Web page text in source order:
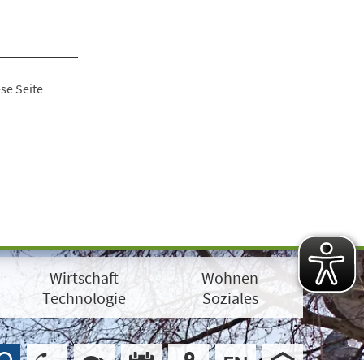
Seite
Wirtschaft
Technologie
Wohnen
Soziales